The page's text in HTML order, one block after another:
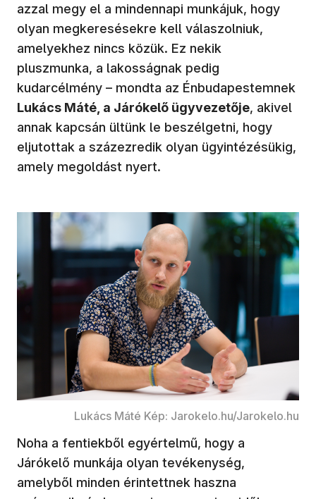
azzal megy el a mindennapi munkájuk, hogy
olyan megkeresésekre kell válaszolniuk,
amelyekhez nincs közük. Ez nekik
pluszmunka, a lakosságnak pedig
kudarcélmény – mondta az Énbudapestemnek
Lukács Máté, a Járókelő ügyvezetője, akivel
annak kapcsán ültünk le beszélgetni, hogy
eljutottak a százezredik olyan ügyintézésükig,
amely megoldást nyert.
Lukács Máté Kép: Jarokelo.hu/Jarokelo.hu
Noha a fentiekből egyértelmű, hogy a
Járókelő munkája olyan tevékenység,
amelyből minden érintettnek haszna